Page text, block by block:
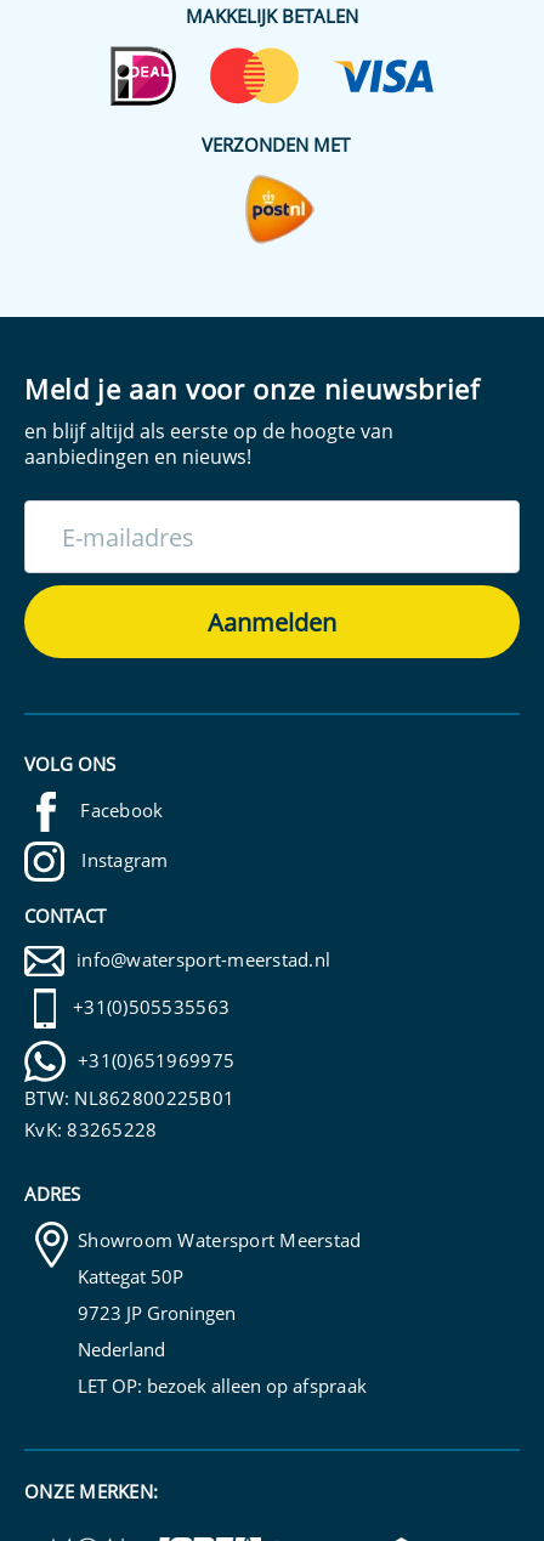
MAKKELIJK BETALEN
VERZONDEN MET
Meld je aan voor onze nieuwsbrief
en blijf altijd als eerste op de hoogte van
aanbiedingen en nieuws!
VOLG ONS
Facebook
Instagram
CONTACT
info@watersport-meerstad.nl
+31(0)505535563
+31(0)651969975
BTW: NL862800225B01
KvK: 83265228
ADRES
Showroom Watersport Meerstad
Kattegat 50P
9723 JP Groningen
Nederland
LET OP: bezoek alleen op afspraak
ONZE MERKEN: